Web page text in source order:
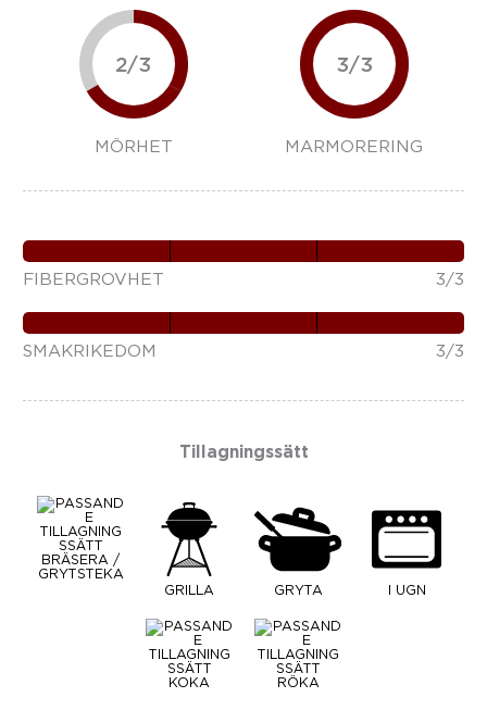
2/3
MÖRHET
3/3
MARMORERING
FIBERGROVHET 3/3
SMAKRIKEDOM 3/3
Tillagningssätt
BRÄSERA /
GRYTSTEKA
GRILLA
GRYTA I UGN
KOKA RÖKA